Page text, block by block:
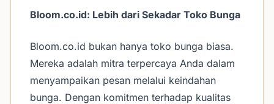
Bloom.co.id: Lebih dari Sekadar Toko Bunga
Bloom.co.id bukan hanya toko bunga biasa.
Mereka adalah mitra terpercaya Anda dalam
menyampaikan pesan melalui keindahan
bunga. Dengan komitmen terhadap kualitas